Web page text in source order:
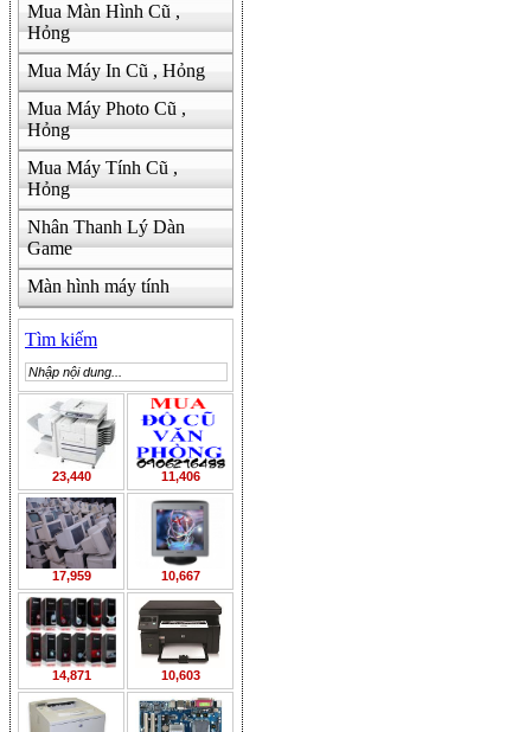
Mua Màn Hình Cũ ,
Hỏng
Mua Máy In Cũ , Hỏng
Mua Máy Photo Cũ ,
Hỏng
Mua Máy Tính Cũ ,
Hỏng
Nhân Thanh Lý Dàn
Game
Màn hình máy tính
Tìm kiếm
23,440 11,406
17,959 10,667
14,871 10,603